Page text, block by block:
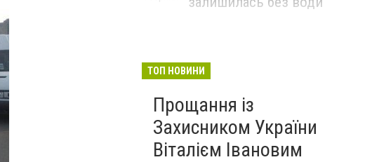
ТОП НОВИНИ
Прощання із
Захисником України
Віталієм Івановим